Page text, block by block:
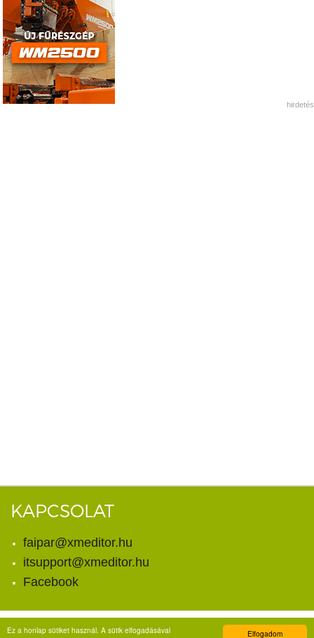
Elfogadom
Ez a honlap sütiket használ. A sütik elfogadásával
hirdetés
KAPCSOLAT
faipar@xmeditor.hu
itsupport@xmeditor.hu
Facebook